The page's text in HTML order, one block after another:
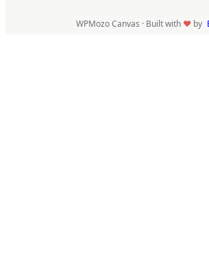
WPMozo Canvas · Built with ♥by